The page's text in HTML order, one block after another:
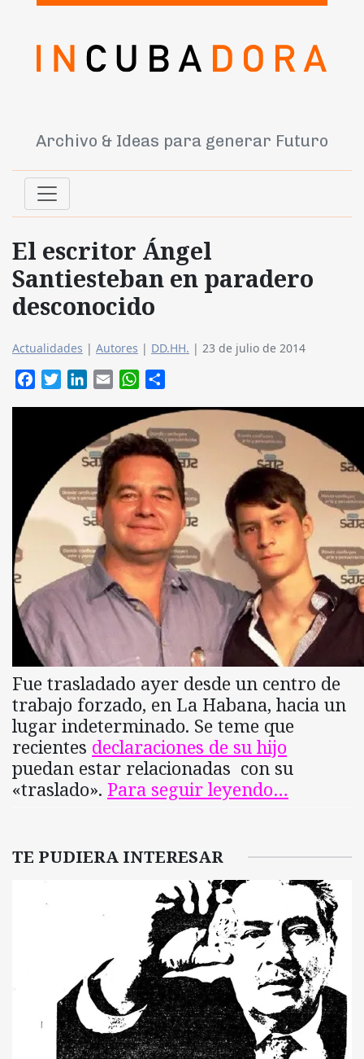
Archivo & Ideas para generar Futuro
El escritor Ángel
Santiesteban en paradero
desconocido
Actualidades | Autores | DD.HH. | 23 de julio de 2014
FacebookTwitterLinkedIn
Email WhatsApp
Fue trasladado ayer desde un centro de
trabajo forzado, en La Habana, hacia un
lugar indeterminado. Se teme que
recientes declaraciones de su hijo
puedan estar relacionadas con su
«traslado». Para seguir leyendo…
TE PUDIERA INTERESAR